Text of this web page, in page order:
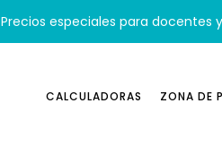
Precios especiales para docentes
CALCULADORAS ZONA DE